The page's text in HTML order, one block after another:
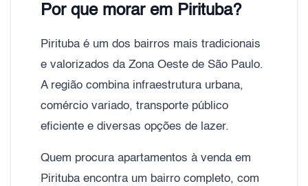
Por que morar em Pirituba?
Pirituba é um dos bairros mais tradicionais
e valorizados da Zona Oeste de São Paulo.
A região combina infraestrutura urbana,
comércio variado, transporte público
eficiente e diversas opções de lazer.
Quem procura apartamentos à venda em
Pirituba encontra um bairro completo, com